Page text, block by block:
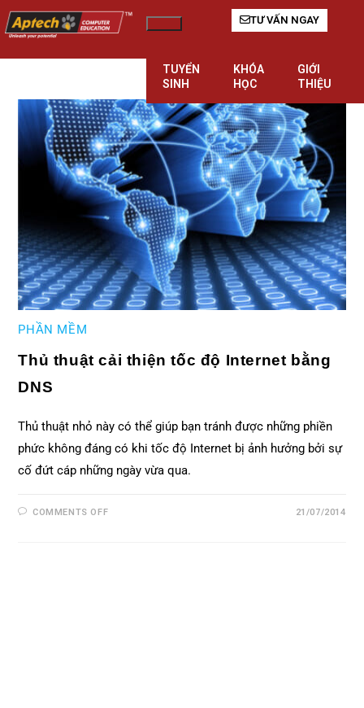
TUYỂN
SINH
KHÓA
HỌC
GIỚI
THIỆU
Hamburger Toggle Menu
TƯ VẤN NGAY
PHẦN MỀM
Thủ thuật cải thiện tốc độ Internet bằng
DNS
Thủ thuật nhỏ này có thể giúp bạn tránh được những phiền
phức không đáng có khi tốc độ Internet bị ảnh hưởng bởi sự
cố đứt cáp những ngày vừa qua.
COMMENTS OFF 21/07/2014